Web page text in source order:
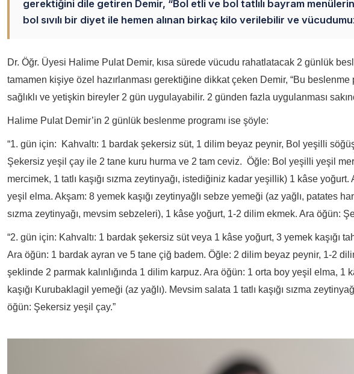
gerektiğini dile getiren Demir, “Bol etli ve bol tatlılı bayram
bol sıvılı bir diyet ile hemen alınan birkaç kilo verilebilir ve
Dr. Öğr. Üyesi Halime Pulat Demir, kısa sürede vücudu rahatlatacak 2 günlük
tamamen kişiye özel hazırlanması gerektiğine dikkat çeken Demir, “Bu beslenme
sağlıklı ve yetişkin bireyler 2 gün uygulayabilir. 2 günden fazla uygulanması
Halime Pulat Demir’in 2 günlük beslenme programı ise şöyle:
“1. gün için: Kahvaltı: 1 bardak şekersiz süt, 1 dilim beyaz peynir, Bol yeşilli
Şekersiz yeşil çay ile 2 tane kuru hurma ve 2 tam ceviz. Öğle: Bol yeşilli yeşil
mercimek, 1 tatlı kaşığı sızma zeytinyağı, istediğiniz kadar yeşillik) 1 kâse
yeşil elma. Akşam: 8 yemek kaşığı zeytinyağlı sebze yemeği (az yağlı, patates
sızma zeytinyağı, mevsim sebzeleri), 1 kâse yoğurt, 1-2 dilim ekmek. Ara öğün:
“2. gün için: Kahvaltı: 1 bardak şekersiz süt veya 1 kâse yoğurt, 3 yemek kaşığı
Ara öğün: 1 bardak ayran ve 5 tane çiğ badem. Öğle: 2 dilim beyaz peynir, 1-2
şeklinde 2 parmak kalınlığında 1 dilim karpuz. Ara öğün: 1 orta boy yeşil elma, 1
kaşığı Kurubaklagil yemeği (az yağlı). Mevsim salata 1 tatlı kaşığı sızma
öğün: Şekersiz yeşil çay.”